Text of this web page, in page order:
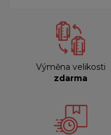
Výměna velikosti
zdarma